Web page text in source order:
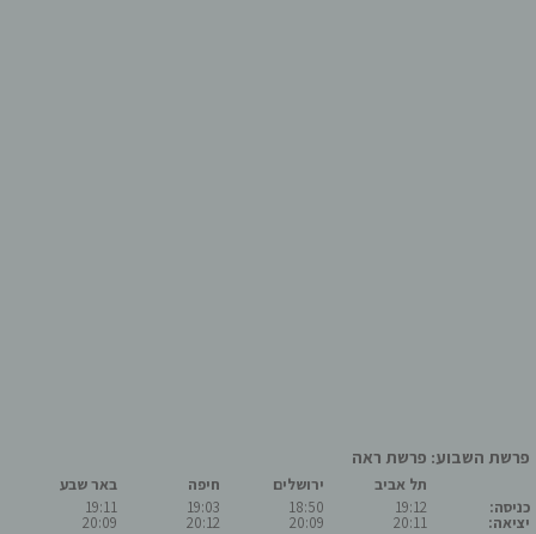
פרשת השבוע: פרשת ראה
כניסה:
יציאה:
תל אביב
19:12
20:11
ירושלים
18:50
20:09
חיפה
19:03
20:12
באר שבע
19:11
20:09